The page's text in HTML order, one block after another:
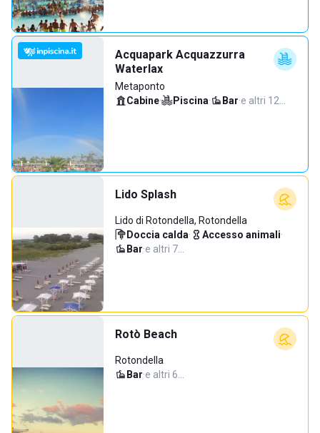
Acquapark Acquazzurra
Waterlax
Metaponto
Cabine· Piscina· Bar·e altri 12…
Lido Splash
Lido di Rotondella, Rotondella
Doccia calda· Accesso animali·
Bar·e altri 7…
Rotò Beach
Rotondella
Bar·e altri 6…